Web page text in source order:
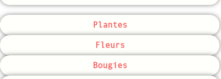
Plantes
Fleurs
Bougies